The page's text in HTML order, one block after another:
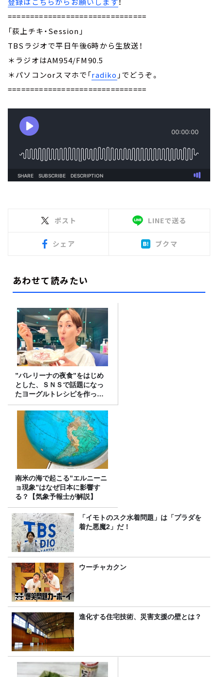
===============================
「荻上チキ・Session」
TBSラジオで平日午後6時から生放送！
＊ラジオはAM954/FM90.5
＊パソコンorスマホで「radiko 」でどうぞ。
===============================
ポスト LINEで送る
シェア ブクマ
あわせて読みたい
”バレリーナの夜食”をはじめ
とした、ＳＮＳで話題になっ
たヨーグルトレシピを作って
みた！
南米の海で起こる”エルニーニ
ョ現象”はなぜ日本に影響す
る？【気象予報士が解説】
「イモトのスク水着問題」は「プラダを
着た悪魔2」だ！
ウーチャカクン
進化する住宅技術、災害支援の壁とは？